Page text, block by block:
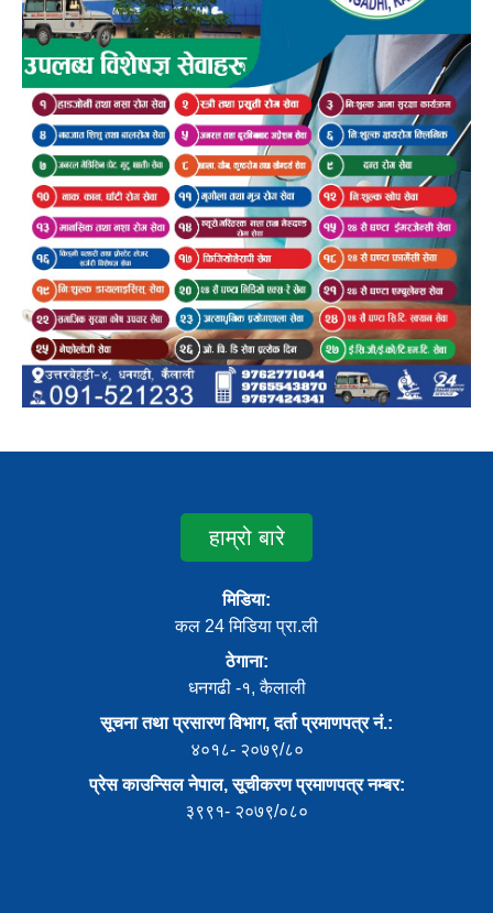
हाम्रो बारे
मिडिया:
कल 24 मिडिया प्रा.ली
ठेगाना:
धनगढी -१, कैलाली
सूचना तथा प्रसारण विभाग, दर्ता प्रमाणपत्र नं.:
४०१८- २०७९/८०
प्रेस काउन्सिल नेपाल, सूचीकरण प्रमाणपत्र नम्बर:
३९९१- २०७९/०८०